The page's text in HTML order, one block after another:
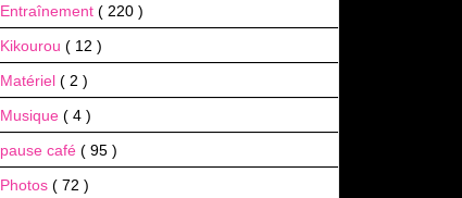
Entraînement ( 220 )
Kikourou ( 12 )
Matériel ( 2 )
Musique ( 4 )
pause café ( 95 )
Photos ( 72 )